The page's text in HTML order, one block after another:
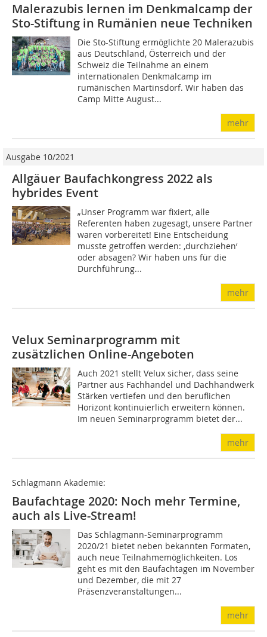
Malerazubis lernen im Denkmalcamp der
Sto-Stiftung in Rumänien neue Techniken
Die Sto-Stiftung ermöglichte 20 Malerazubis
aus Deutschland, Österreich und der
Schweiz die Teilnahme an einem
internationalen Denkmalcamp im
rumänischen Martinsdorf. Wir haben das
Camp Mitte August...
mehr
Ausgabe 10/2021
Allgäuer Baufachkongress 2022 als
hybrides Event
„Unser Programm war fixiert, alle
Referenten haben zugesagt, unsere Partner
waren vorbereitet! Eine Entscheidung
musste getroffen werden: ,durchziehen‘
oder absagen? Wir haben uns für die
Durchführung...
mehr
Velux Seminarprogramm mit
zusätzlichen Online-Angeboten
Auch 2021 stellt Velux sicher, dass seine
Partner aus Fachhandel und Dachhandwerk
Stärken vertiefen und den beruflichen
Horizont kontinuierlich erweitern können.
Im neuen Seminarprogramm bietet der...
mehr
Schlagmann Akademie:
Baufachtage 2020: Noch mehr Termine,
auch als Live-Stream!
Das Schlagmann-Seminarprogramm
2020/21 bietet neben bekannten Formaten,
auch neue Teilnahmemöglichkeiten. Los
geht es mit den Baufachtagen im November
und Dezember, die mit 27
Präsenzveranstaltungen...
mehr